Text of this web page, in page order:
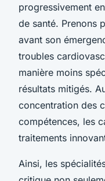
progressivement
de santé. Prenons
avant son
troubles
manière moins
résultats mitigés.
concentration des
compétences, les
traitements
Ainsi, les